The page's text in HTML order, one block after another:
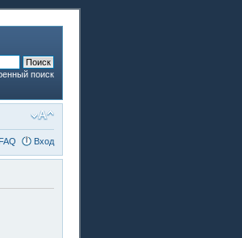
поиск
FAQ Вход